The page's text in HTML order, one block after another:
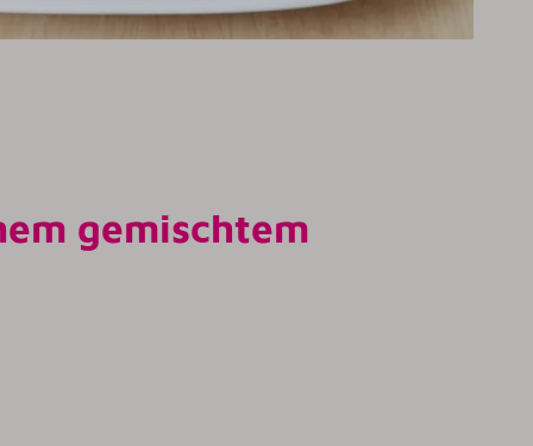
gemischtem